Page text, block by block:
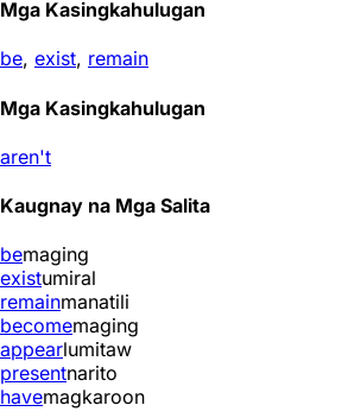
Mga Kasingkahulugan
be, exist, remain
Mga Kasingkahulugan
aren't
Kaugnay na Mga Salita
bemaging
existumiral
remainmanatili
becomemaging
appearlumitaw
presentnarito
havemagkaroon